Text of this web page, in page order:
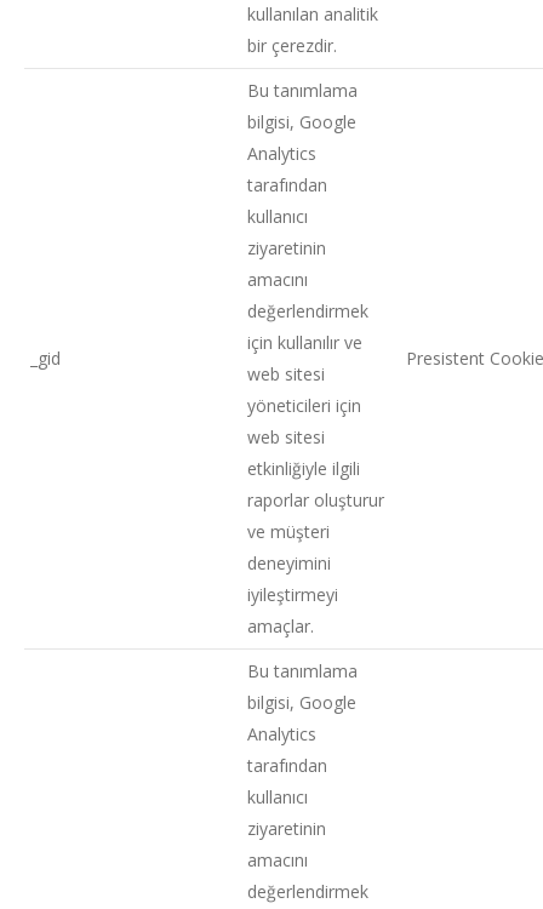
kullanılan analitik
bir çerezdir.
_gid
Bu tanımlama
bilgisi, Google
Analytics
tarafından
kullanıcı
ziyaretinin
amacını
değerlendirmek
için kullanılır ve
web sitesi
yöneticileri için
web sitesi
etkinliğiyle ilgili
raporlar oluşturur
ve müşteri
deneyimini
iyileştirmeyi
amaçlar.
Presistent Cookie
Bu tanımlama
bilgisi, Google
Analytics
tarafından
kullanıcı
ziyaretinin
amacını
değerlendirmek